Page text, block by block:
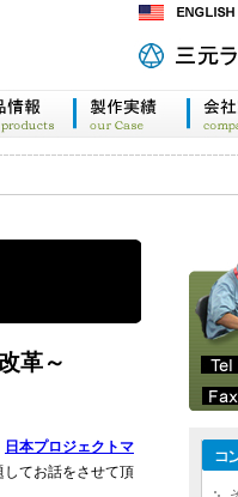
革～
日本プロジェクトマ
してお話をさせて頂